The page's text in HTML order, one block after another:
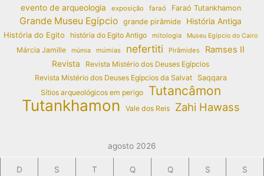
evento de arqueologia exposição faraó Faraó Tutankhamon
Grande Museu Egípcio grande pirâmide
História Antiga
História do Egito
história do Egito Antigo mitologia Museu Egípcio do Cairo
Márcia Jamille múmia múmias nefertiti Pirâmides Ramses II
Revista
Revista Mistério dos Deuses Egípcios
Revista Mistério dos Deuses Egípcios da Salvat
Saqqara
Sítios arqueológicos em perigo
Tutancâmon
Tutankhamon Vale dos Reis Zahi Hawass
agosto 2026
D S T Q Q S S